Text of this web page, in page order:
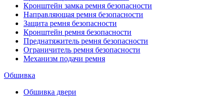
Кронштейн замка ремня безопасности
Направляющая ремня безопасности
Защита ремня безопасности
Кронштейн ремня безопасности
Преднатяжитель ремня безопасности
Ограничитель ремня безопасности
Механизм подачи ремня
Обшивка
Обшивка двери